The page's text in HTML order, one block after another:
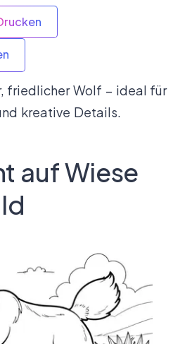
friedlicher Wolf – ideal für
kreative Details.
auf Wiese